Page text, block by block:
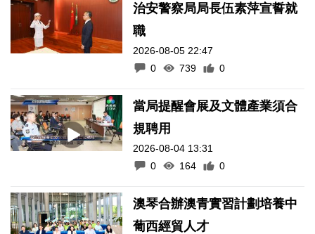
治安警察局局長伍素萍宣誓就
職
2026-08-05 22:47
0
739 0
當局提醒會展及文體產業須合
規聘用
2026-08-04 13:31
0
164 0
澳琴合辦澳青實習計劃培養中
葡西經貿人才